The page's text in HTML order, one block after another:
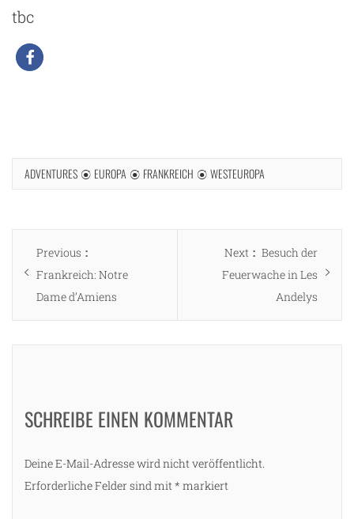
tbc
ADVENTURES EUROPA FRANKREICH WESTEUROPA
Beitragsnavigation
Previous
post:
Frankreich: Notre
Dame d’Amiens
Next
Next
post:
Besuch der
Feuerwache in Les
Andelys
SCHREIBE EINEN KOMMENTAR
Deine E-Mail-Adresse wird nicht veröffentlicht.
Erforderliche Felder sind mit * markiert